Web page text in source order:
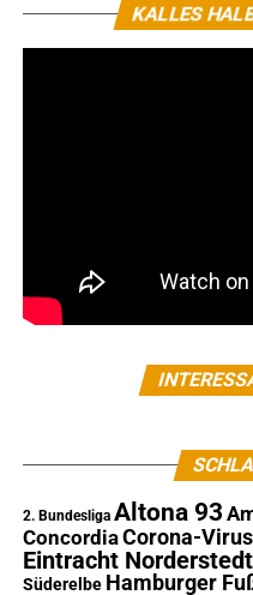
KALLES
2. Bundesliga Altona 93
ConcordiaCorona-Virus
Eintracht Norderstedt
Süderelbe Hamburger